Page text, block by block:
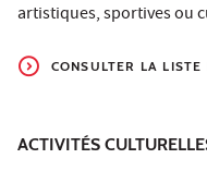
artistiques, sportives ou
CONSULTER LA
ACTIVITÉS